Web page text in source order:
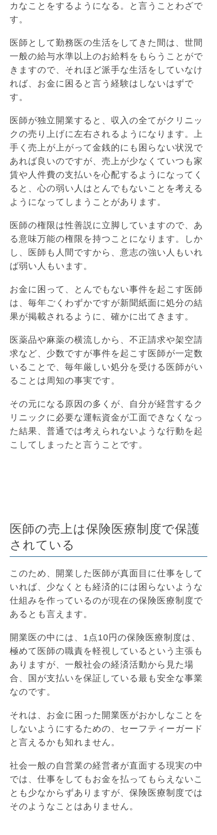
カなことをするようになる。と言うことわざで
す。
医師として勤務医の生活をしてきた間は、世間
一般の給与水準以上のお給料をもらうことがで
きますので、それほど派手な生活をしていなけ
れば、お金に困ると言う経験はしないはずで
す。
医師が独立開業すると、収入の全てがクリニッ
クの売り上げに左右されるようになります。上
手く売上が上がって金銭的にも困らない状況で
あれば良いのですが、売上が少なくていつも家
賃や人件費の支払いを心配するようになってく
ると、心の弱い人はとんでもないことを考える
ようになってしまうことがあります。
医師の権限は性善説に立脚していますので、あ
る意味万能の権限を持つことになります。しか
し、医師も人間ですから、意志の強い人もいれ
ば弱い人もいます。
お金に困って、とんでもない事件を起こす医師
は、毎年ごくわずかですが新聞紙面に処分の結
果が掲載されるように、確かに出てきます。
医薬品や麻薬の横流しから、不正請求や架空請
求など、少数ですが事件を起こす医師が一定数
いることで、毎年厳しい処分を受ける医師がい
ることは周知の事実です。
その元になる原因の多くが、自分が経営するク
リニックに必要な運転資金が工面できなくなっ
た結果、普通では考えられないような行動を起
こしてしまったと言うことです。
医師の売上は保険医療制度で保護
されている
このため、開業した医師が真面目に仕事をして
いれば、少なくとも経済的には困らないような
仕組みを作っているのが現在の保険医療制度で
あるとも言えます。
開業医の中には、1点10円の保険医療制度は、
極めて医師の職責を軽視しているという主張も
ありますが、一般社会の経済活動から見た場
合、国が支払いを保証している最も安全な事業
なのです。
それは、お金に困った開業医がおかしなことを
しないようにするための、セーフティーガード
と言えるかも知れません。
社会一般の自営業の経営者が直面する現実の中
では、仕事をしてもお金を払ってもらえないこ
とも少なからずありますが、保険医療制度では
そのようなことはありません。